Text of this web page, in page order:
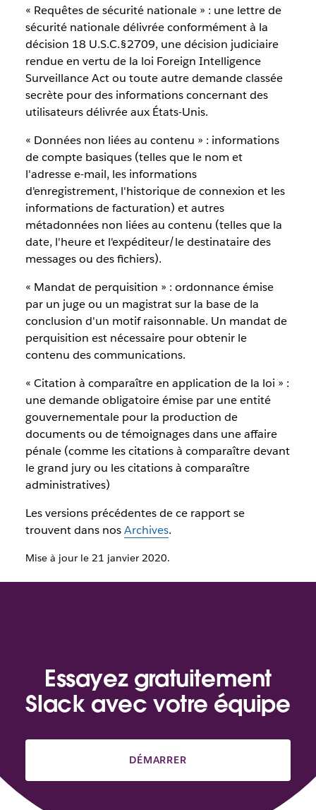
« Requêtes de sécurité nationale » : une lettre de
sécurité nationale délivrée conformément à la
décision 18 U.S.C.§2709, une décision judiciaire
rendue en vertu de la loi Foreign Intelligence
Surveillance Act ou toute autre demande classée
secrète pour des informations concernant des
utilisateurs délivrée aux États-Unis.
« Données non liées au contenu » : informations
de compte basiques (telles que le nom et
l'adresse e-mail, les informations
d'enregistrement, l'historique de connexion et les
informations de facturation) et autres
métadonnées non liées au contenu (telles que la
date, l'heure et l'expéditeur/le destinataire des
messages ou des fichiers).
« Mandat de perquisition » : ordonnance émise
par un juge ou un magistrat sur la base de la
conclusion d'un motif raisonnable. Un mandat de
perquisition est nécessaire pour obtenir le
contenu des communications.
« Citation à comparaître en application de la loi » :
une demande obligatoire émise par une entité
gouvernementale pour la production de
documents ou de témoignages dans une affaire
pénale (comme les citations à comparaître devant
le grand jury ou les citations à comparaître
administratives)
Les versions précédentes de ce rapport se
trouvent dans nosArchives.
Mise à jour le 21 janvier 2020.
Essayez gratuitement
Slack avec votre équipe
DÉMARRER